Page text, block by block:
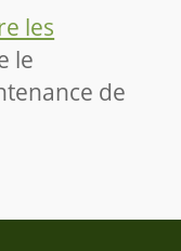
les
le
de